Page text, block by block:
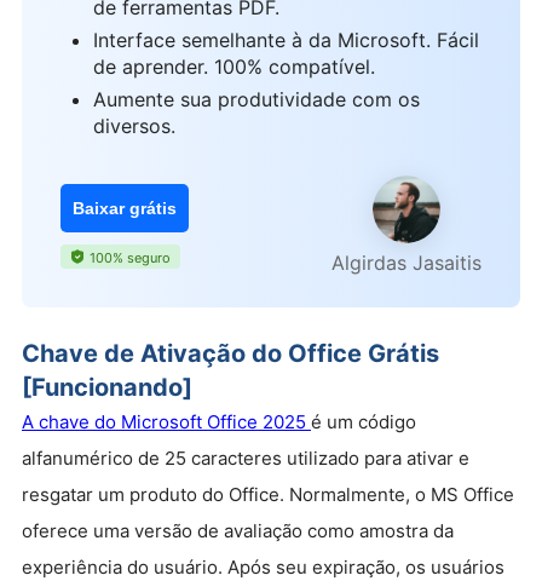
de ferramentas PDF.
Interface semelhante à da Microsoft. Fácil
de aprender. 100% compatível.
Aumente sua produtividade com os
diversos.
Baixar grátis
100% seguro Algirdas Jasaitis
Chave de Ativação do Office Grátis
[Funcionando]
A chave do Microsoft Office 2025 é um código
alfanumérico de 25 caracteres utilizado para ativar e
resgatar um produto do Office. Normalmente, o MS Office
oferece uma versão de avaliação como amostra da
experiência do usuário. Após seu expiração, os usuários